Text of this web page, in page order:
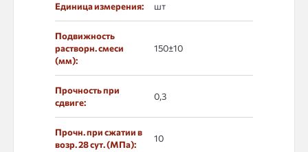
Единица измерения: шт
Подвижность
растворн. смеси
(мм):
150±10
Прочность при
сдвиге:
0,3
Прочн. при сжатии в
возр. 28 сут. (МПа):
10